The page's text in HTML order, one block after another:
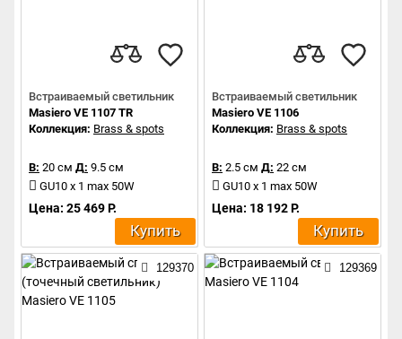
Встраиваемый светильник
Masiero VE 1107 TR
Коллекция: Brass & spots
В: 20 см Д: 9.5 см
GU10 x 1 max 50W
Цена: 25 469 Р.
Купить
Встраиваемый светильник
Masiero VE 1106
Коллекция: Brass & spots
В: 2.5 см Д: 22 см
GU10 x 1 max 50W
Цена: 18 192 Р.
Купить
129370 129369